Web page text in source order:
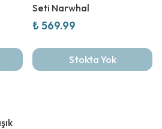
Seti Narwhal
₺ 569.99
Stokta Yok